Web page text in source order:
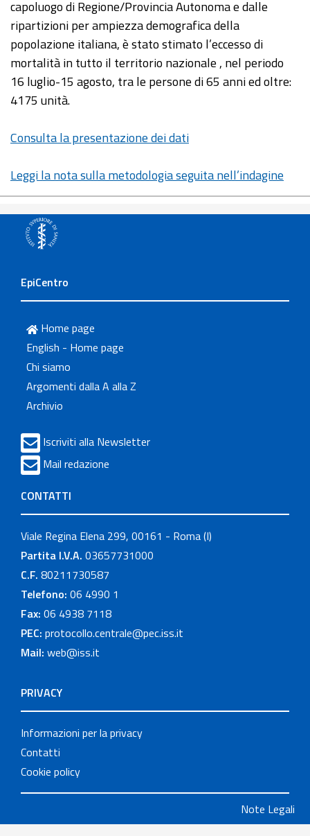
capoluogo di Regione/Provincia Autonoma e dalle
ripartizioni per ampiezza demografica della
popolazione italiana, è stato stimato l’eccesso di
mortalità in tutto il territorio nazionale , nel periodo
16 luglio-15 agosto, tra le persone di 65 anni ed oltre:
4175 unità.
Consulta la presentazione dei dati
Leggi la nota sulla metodologia seguita nell’indagine
EpiCentro
Home page
English - Home page
Chi siamo
Argomenti dalla A alla Z
Archivio
Iscriviti alla Newsletter
Mail redazione
CONTATTI
Viale Regina Elena 299, 00161 - Roma (I)
Partita I.V.A. 03657731000
C.F. 80211730587
Telefono: 06 4990 1
Fax: 06 4938 7118
PEC: protocollo.centrale@pec.iss.it
Mail: web@iss.it
PRIVACY
Informazioni per la privacy
Contatti
Cookie policy
Note Legali